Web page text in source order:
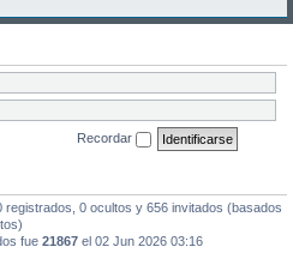
Recordar
0 ocultos y 656 invitados (basados
fue 21867 el 02 Jun 2026 03:16